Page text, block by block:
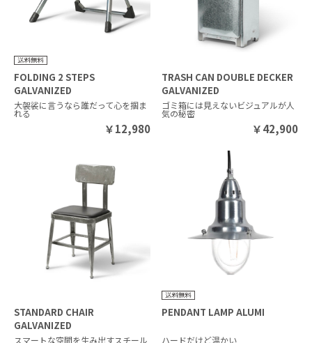
FOLDING 2 STEPS
GALVANIZED
大袈裟に言うなら誰だって心を掴ま
れる
￥12,980
TRASH CAN DOUBLE DECKER
GALVANIZED
ゴミ箱には見えないビジュアルが人
気の秘密
￥42,900
STANDARD CHAIR
GALVANIZED
スマートな空間を生み出すスチール
PENDANT LAMP ALUMI
ハードだけど温かい